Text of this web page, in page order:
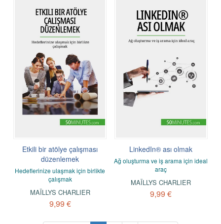
Etkili bir atölye çalışması
düzenlemek
Hedeflerinize ulaşmak için birlikte
çalışmak
MAÏLLYS CHARLIER
9,99 €
LinkedIn® ası olmak
Ağ oluşturma ve iş arama için ideal
araç
MAÏLLYS CHARLIER
9,99 €